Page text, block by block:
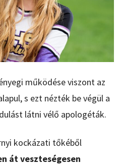
működése viszont az
s ezt nézték be végül a
látni vélő apologéták.
kockázati tőkéből
át veszteségesen